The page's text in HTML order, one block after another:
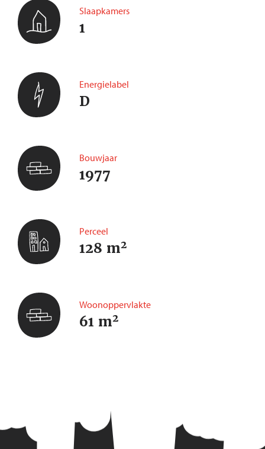
Slaapkamers
1
Energielabel
D
Bouwjaar
1977
Perceel
128 m2
Woonoppervlakte
61 m2